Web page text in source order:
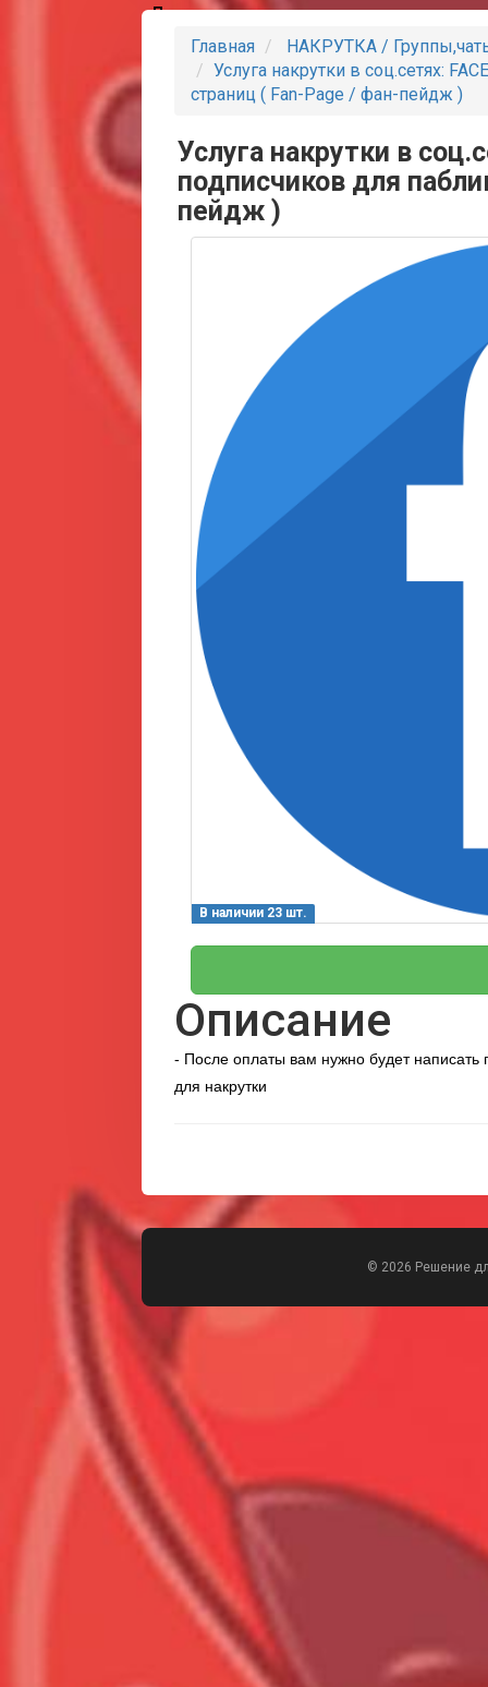
Партнеры
Главная
НАКРУТКА /
Услуга накрутки в соц.сетях:
страниц ( Fan-Page / фан-пейдж )
Услуга накрутки в
подписчиков для
пейдж )
В наличии 23 шт.
Описание
- После оплаты вам нужно будет написать
для накрутки
© 2026 Решение
Всего позиций в корзине